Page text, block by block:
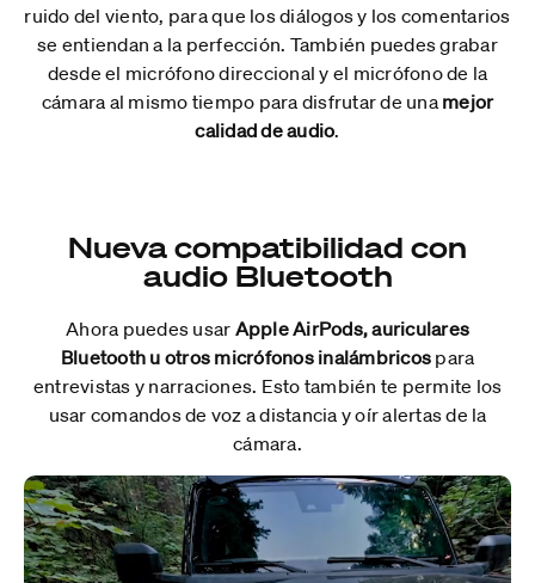
ruido del viento, para que los diálogos y los comentarios
se entiendan a la perfección. También puedes grabar
desde el micrófono direccional y el micrófono de la
cámara al mismo tiempo para disfrutar de una mejor
calidad de audio.
Nueva compatibilidad con
audio Bluetooth
Ahora puedes usar Apple AirPods, auriculares
Bluetooth u otros micrófonos inalámbricos para
entrevistas y narraciones. Esto también te permite los
usar comandos de voz a distancia y oír alertas de la
cámara.